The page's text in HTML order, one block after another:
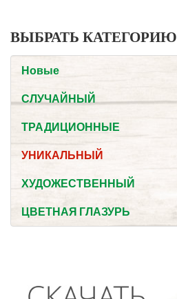
ВЫБРАТЬ КАТЕГОРИЮ
Новые
СЛУЧАЙНЫЙ
ТРАДИЦИОННЫЕ
УНИКАЛЬНЫЙ
ХУДОЖЕСТВЕННЫЙ
ЦВЕТНАЯ ГЛАЗУРЬ